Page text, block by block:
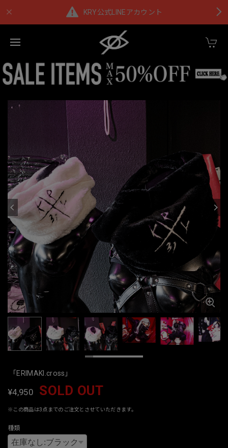
KRY公式LINEアカウント
「ERIMAKI.cross」
¥4,950 SOLD OUT
※この商品は3点までのご注文とさせていただきます。
種類